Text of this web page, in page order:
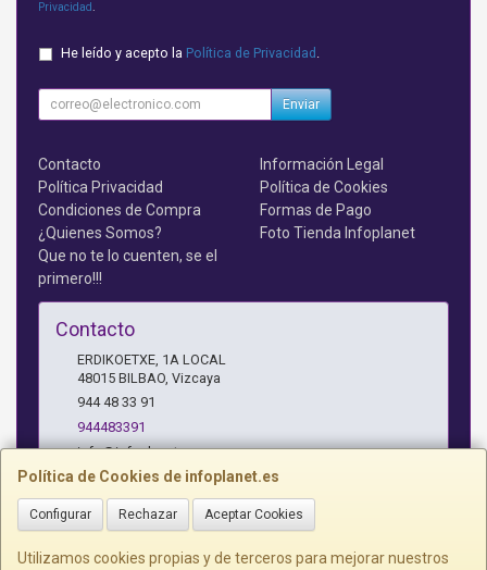
Política de Cookies de infoplanet.es
Configurar Rechazar Aceptar Cookies
Utilizamos cookies propias y de terceros para mejorar nuestros
Privacidad
He leído y acepto la Política de Privacidad .
Enviar
Contacto
Información Legal
Política Privacidad
Política de Cookies
Condiciones de Compra
Formas de Pago
¿Quienes Somos?
Foto Tienda Infoplanet
Que no te lo cuenten, se el
primero!!!
Contacto
ERDIKOETXE, 1A LOCAL
48015 BILBAO, Vizcaya
944 48 33 91
944483391
info@infoplanet.es
Horario
10 A 14:15 H Y 17:15 A 19:30 H